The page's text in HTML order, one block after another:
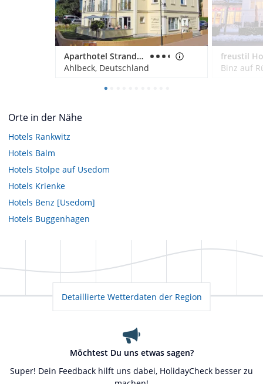
Aparthotel Strandhus Familie Herrgott
Ahlbeck, Deutschland
freustil
Binz auf
Orte in der Nähe
Hotels Rankwitz
Hotels Balm
Hotels Stolpe auf Usedom
Hotels Krienke
Hotels Benz [Usedom]
Hotels Buggenhagen
Detaillierte Wetterdaten der Region
Möchtest Du uns etwas sagen?
Super! Dein Feedback hilft uns dabei, HolidayCheck besser zu